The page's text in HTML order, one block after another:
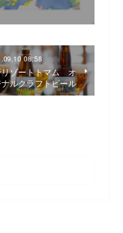
08:58
リゾートトマム オ
ルクラフトビール